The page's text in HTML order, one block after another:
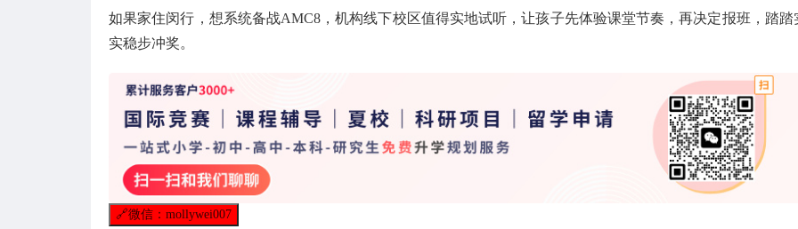
如果家住闵行，想系统备战AMC8，机构线下校区值得实地试听，让孩子先体验课堂节奏，再决定报班，踏踏
实稳步冲奖。
🔗微信：mollywei007